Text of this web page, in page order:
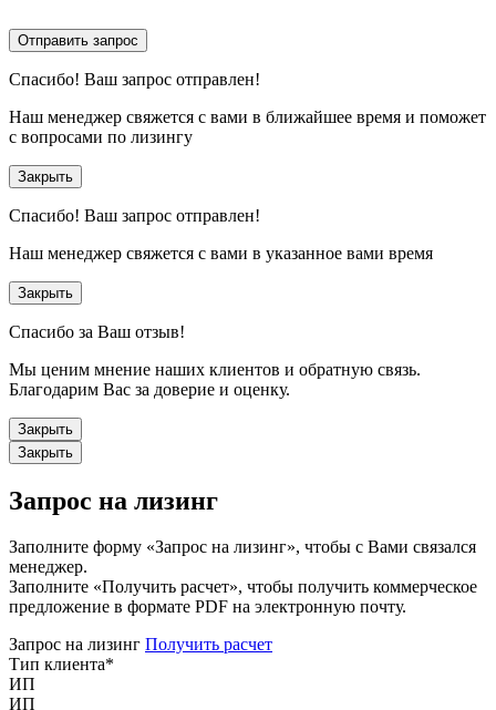
Отправить запрос
Спасибо! Ваш запрос отправлен!
Наш менеджер свяжется с вами в ближайшее время и поможет
с вопросами по лизингу
Закрыть
Спасибо! Ваш запрос отправлен!
Наш менеджер свяжется с вами в указанное вами время
Закрыть
Спасибо за Ваш отзыв!
Мы ценим мнение наших клиентов и обратную связь.
Благодарим Вас за доверие и оценку.
Закрыть
Закрыть
Запрос на лизинг
Заполните форму «Запрос на лизинг», чтобы с Вами связался
менеджер.
Заполните «Получить расчет», чтобы получить коммерческое
предложение в формате PDF на электронную почту.
Запрос на лизинг Получить расчет
Тип клиента*
ИП
ИП